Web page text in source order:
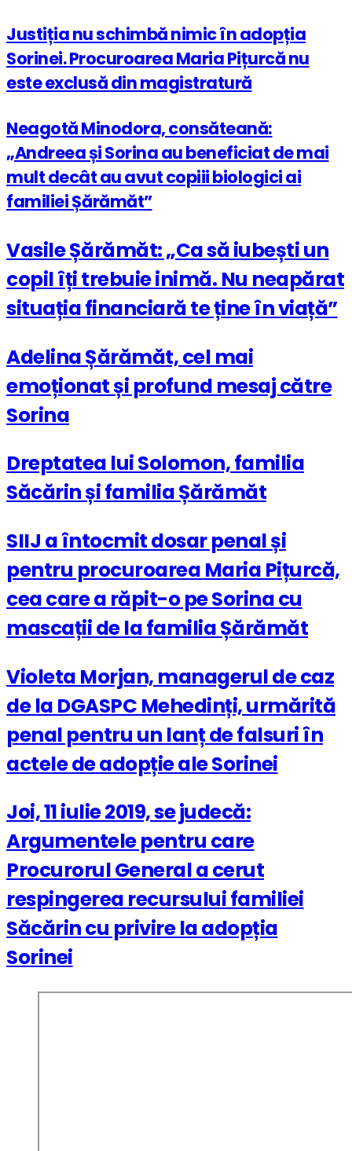
Justiția nu schimbă nimic în adopția
Sorinei. Procuroarea Maria Pițurcă nu
este exclusă din magistratură
Neagotă Minodora, consăteană:
„Andreea și Sorina au beneficiat de mai
mult decât au avut copiii biologici ai
familiei Șărămăt”
Vasile Șărămăt: „Ca să iubești un
copil îți trebuie inimă. Nu neapărat
situația financiară te ține în viață”
Adelina Șărămăt, cel mai
emoționat și profund mesaj către
Sorina
Dreptatea lui Solomon, familia
Săcărin și familia Șărămăt
SIIJ a întocmit dosar penal și
pentru procuroarea Maria Pițurcă,
cea care a răpit-o pe Sorina cu
mascații de la familia Șărămăt
Violeta Morjan, managerul de caz
de la DGASPC Mehedinți, urmărită
penal pentru un lanț de falsuri în
actele de adopție ale Sorinei
Joi, 11 iulie 2019, se judecă:
Argumentele pentru care
Procurorul General a cerut
respingerea recursului familiei
Săcărin cu privire la adopția
Sorinei